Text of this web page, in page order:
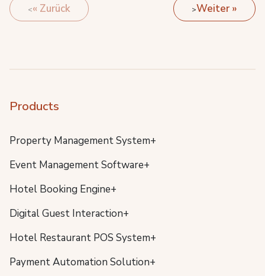
« Zurück Weiter »
Products
Property Management System+
Event Management Software+
Hotel Booking Engine+
Digital Guest Interaction+
Hotel Restaurant POS System+
Payment Automation Solution+